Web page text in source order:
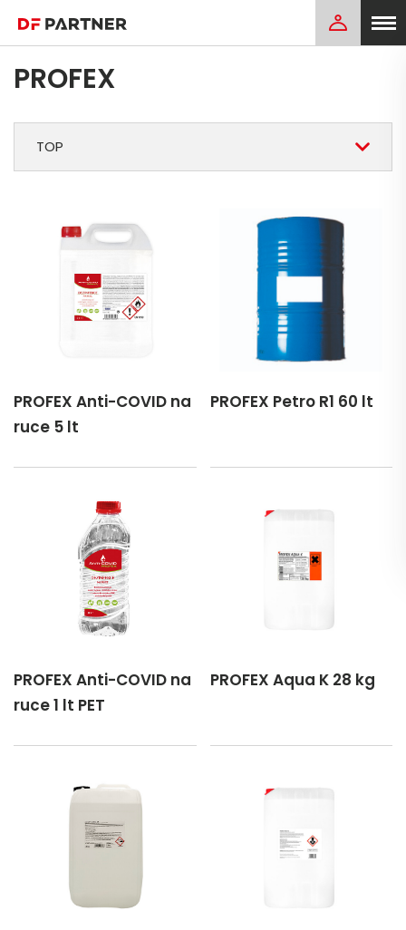
PROFEX
TOP
PROFEX Anti-COVID na
ruce 5 lt
PROFEX Petro R1 60 lt
PROFEX Anti-COVID na
ruce 1 lt PET
PROFEX Aqua K 28 kg